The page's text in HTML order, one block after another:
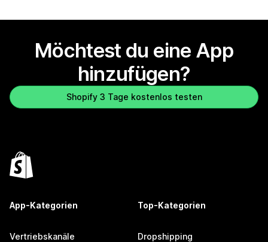
Möchtest du eine App
hinzufügen?
Shopify 3 Tage kostenlos testen
App-Kategorien
Vertriebskanäle
Top-Kategorien
Dropshipping